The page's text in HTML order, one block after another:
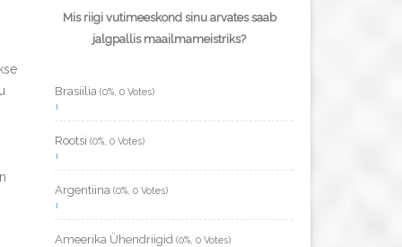
Mis riigi vutimeeskond sinu arvates saab
jalgpallis maailmameistriks?
Brasiilia (0%, 0 Votes)
Rootsi (0%, 0 Votes)
Argentiina (0%, 0 Votes)
Ameerika Ühendriigid (0%, 0 Votes)